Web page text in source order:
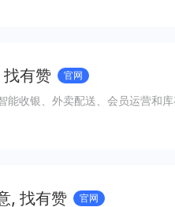
有赞 官网
收银、外卖配送、会员运营和
, 找有赞 官网